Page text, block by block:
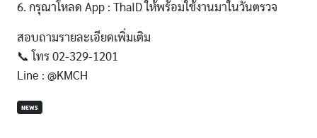
6. กรุณาโหลด App : ThaID ให้พร้อมใช้งานมาในวันตรวจ
สอบถามรายละเอียดเพิ่มเติม
📞 โทร 02-329-1201
Line : @KMCH
NEWS